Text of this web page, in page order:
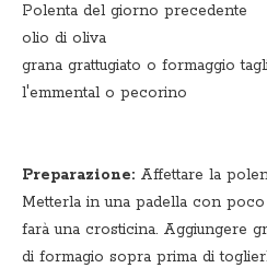
Polenta del giorno precedente
olio di oliva
grana grattugiato o formaggio
l'emmental o pecorino
Preparazione: Affettare la
Metterla in una padella con
farà una crosticina. Aggiungere
di formagio sopra prima di